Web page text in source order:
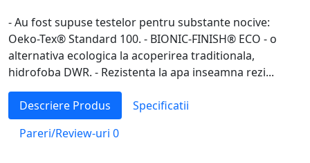
- Au fost supuse testelor pentru substante nocive:
Oeko-Tex® Standard 100. - BIONIC-FINISH® ECO - o
alternativa ecologica la acoperirea traditionala,
hidrofoba DWR. - Rezistenta la apa inseamna rezi...
Descriere Produs
Specificatii
Pareri/Review-uri 0